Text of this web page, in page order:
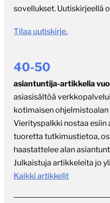
sovellukset. Uutiskirjeellä
Tilaa uutiskirje.
40-50
asiantuntija-artikkelia
asiasisältöä
kotimaisen
Vierityspalkki nostaa esiin
tuoretta tutkimustietoa,
haastattelee alan
Julkaistuja artikkeleita jo
Kaikki artikkelit